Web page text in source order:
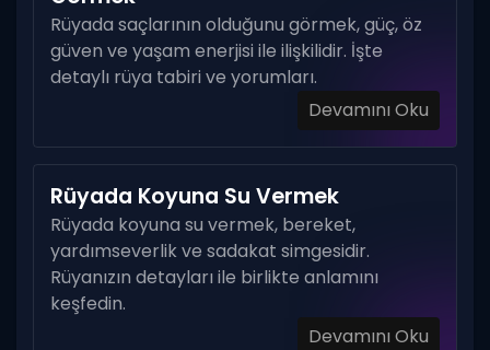
Rüyada saçlarının olduğunu görmek, güç, öz
güven ve yaşam enerjisi ile ilişkilidir. İşte
detaylı rüya tabiri ve yorumları.
Devamını Oku
Rüyada Koyuna Su Vermek
Rüyada koyuna su vermek, bereket,
yardımseverlik ve sadakat simgesidir.
Rüyanızın detayları ile birlikte anlamını
keşfedin.
Devamını Oku